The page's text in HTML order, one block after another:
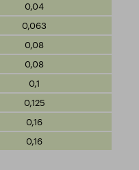
0,04
0,063
0,08
0,08
0,1
0,125
0,16
0,16